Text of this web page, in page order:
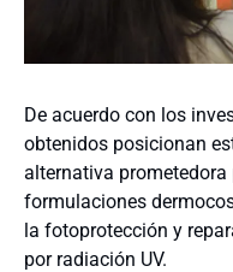
De acuerdo con los
obtenidos posicionan
alternativa prometedora
formulaciones
la fotoprotección y
por radiación UV.